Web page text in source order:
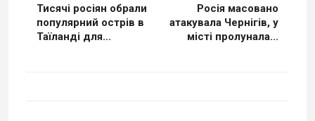
Тисячі росіян обрали
популярний острів в
Таїланді для...
Росія масовано
атакувала Чернігів, у
місті пролунала...